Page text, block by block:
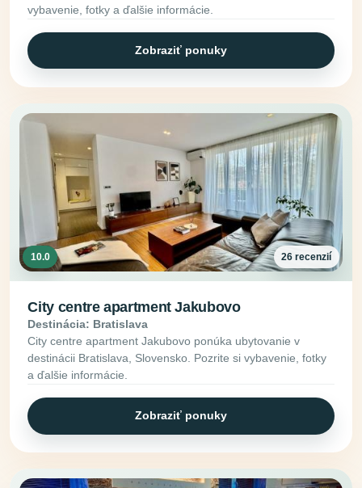
vybavenie, fotky a ďalšie informácie.
Zobraziť ponuky
10.0 26 recenzií
City centre apartment Jakubovo
Destinácia: Bratislava
City centre apartment Jakubovo ponúka ubytovanie v
destinácii Bratislava, Slovensko. Pozrite si vybavenie, fotky
a ďalšie informácie.
Zobraziť ponuky